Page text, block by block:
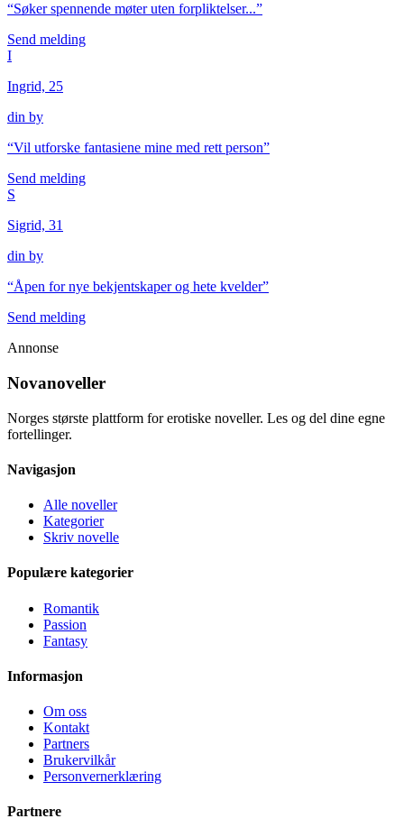
“Søker spennende møter uten forpliktelser...”
Send melding
I
Ingrid, 25
din by
“Vil utforske fantasiene mine med rett person”
Send melding
S
Sigrid, 31
din by
“Åpen for nye bekjentskaper og hete kvelder”
Send melding
Annonse
Novanoveller
Norges største plattform for erotiske noveller. Les og del dine egne
fortellinger.
Navigasjon
Alle noveller
Kategorier
Skriv novelle
Populære kategorier
Romantik
Passion
Fantasy
Informasjon
Om oss
Kontakt
Partners
Brukervilkår
Personvernerklæring
Partnere